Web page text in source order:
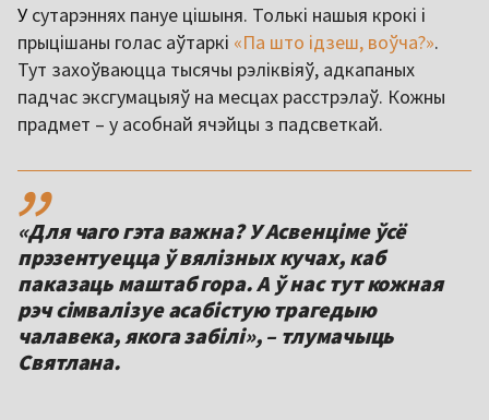
У сутарэннях пануе цішыня. Толькі нашыя крокі і
прыцішаны голас аўтаркі «Па што ідзеш, воўча?».
Тут захоўваюцца тысячы рэліквіяў, адкапаных
падчас эксгумацыяў на месцах расстрэлаў. Кожны
прадмет – у асобнай ячэйцы з падсветкай.
,,
«Для чаго гэта важна? У Асвенціме ўсё
прэзентуецца ў вялізных кучах, каб
паказаць маштаб гора. А ў нас тут кожная
рэч сімвалізуе асабістую трагедыю
чалавека, якога забілі», – тлумачыць
Святлана.